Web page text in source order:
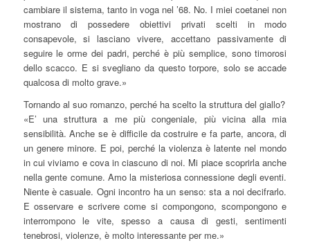
cambiare il sistema, tanto in voga nel ’68. No. I miei coetanei non
mostrano di possedere obiettivi privati scelti in modo
consapevole, si lasciano vivere, accettano passivamente di
seguire le orme dei padri, perché è più semplice, sono timorosi
dello scacco. E si svegliano da questo torpore, solo se accade
qualcosa di molto grave.»
Tornando al suo romanzo, perché ha scelto la struttura del giallo?
«E’ una struttura a me più congeniale, più vicina alla mia
sensibilità. Anche se è difficile da costruire e fa parte, ancora, di
un genere minore. E poi, perché la violenza è latente nel mondo
in cui viviamo e cova in ciascuno di noi. Mi piace scoprirla anche
nella gente comune. Amo la misteriosa connessione degli eventi.
Niente è casuale. Ogni incontro ha un senso: sta a noi decifrarlo.
E osservare e scrivere come si compongono, scompongono e
interrompono le vite, spesso a causa di gesti, sentimenti
tenebrosi, violenze, è molto interessante per me.»